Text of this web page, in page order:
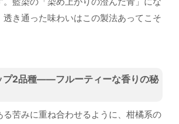
透き通った味わいはこの製法あってこそ
プ2品種——フルーティーな香りの秘
る苦みに重ね合わせるように、柑橘系の